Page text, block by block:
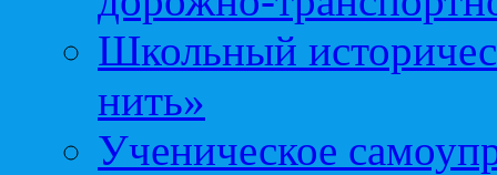
Школьный
нить»
Ученическое